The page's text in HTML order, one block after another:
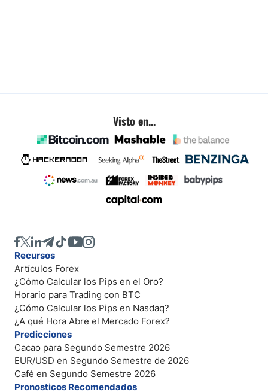
Visto en...
Recursos
Artículos Forex
¿Cómo Calcular los Pips en el Oro?
Horario para Trading con BTC
¿Cómo Calcular los Pips en Nasdaq?
¿A qué Hora Abre el Mercado Forex?
Predicciones
Cacao para Segundo Semestre 2026
EUR/USD en Segundo Semestre de 2026
Café en Segundo Semestre 2026
Pronosticos Recomendados